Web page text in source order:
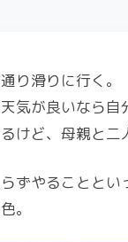
り滑りに行く。
気が良いなら自
けど、母親と二
ずやることとい
。